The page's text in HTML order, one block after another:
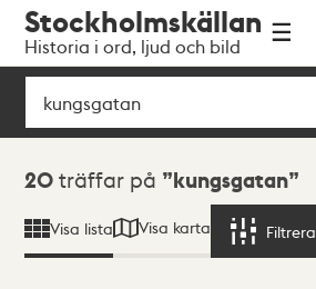
navigationen
huvudinnehållet
Stockholmskällan
Historia i ord, ljud och bild
Sök
Sökresultat
20 träffar på kungsgatan
Visa lista Visa karta Filtrera